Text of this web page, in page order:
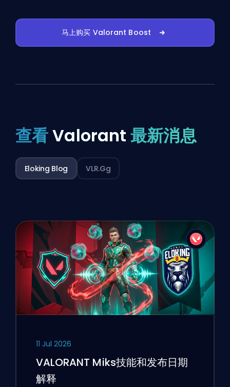
马上购买 Valorant Boost
查看Valorant 最新消息
Eloking Blog VLR.gg
11 Jul 2026
VALORANT Miks技能和发布日期
解释